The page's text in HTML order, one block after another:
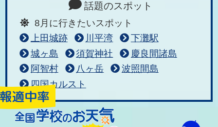
話題のスポット
8月に行きたいスポット
上田城跡
川平湾
下灘駅
城ヶ島
須賀神社
慶良間諸島
阿智村
八ヶ岳
波照間島
四国カルスト